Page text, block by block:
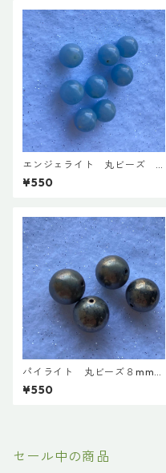
エンジェライト 丸ビーズ
８mm (８粒入）
¥550
パイライト 丸ビーズ８mm
(4粒入）
¥550
セール中の商品